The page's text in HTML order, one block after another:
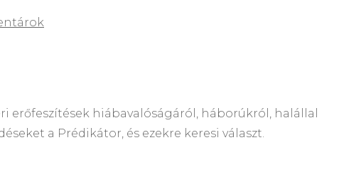
erőfeszítések hiábavalóságáról, háborúkról, halállal
a Prédikátor, és ezekre keresi választ.